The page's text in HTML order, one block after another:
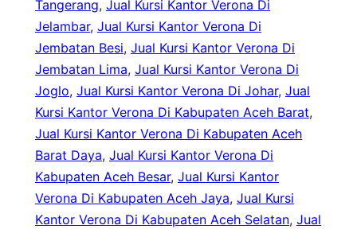
Tangerang, Jual Kursi Kantor Verona Di
Jelambar, Jual Kursi Kantor Verona Di
Jembatan Besi, Jual Kursi Kantor Verona Di
Jembatan Lima, Jual Kursi Kantor Verona Di
Joglo, Jual Kursi Kantor Verona Di Johar, Jual
Kursi Kantor Verona Di Kabupaten Aceh Barat
Jual Kursi Kantor Verona Di Kabupaten Aceh
Barat Daya, Jual Kursi Kantor Verona Di
Kabupaten Aceh Besar, Jual Kursi Kantor
Verona Di Kabupaten Aceh Jaya, Jual Kursi
Kantor Verona Di Kabupaten Aceh Selatan, Jual